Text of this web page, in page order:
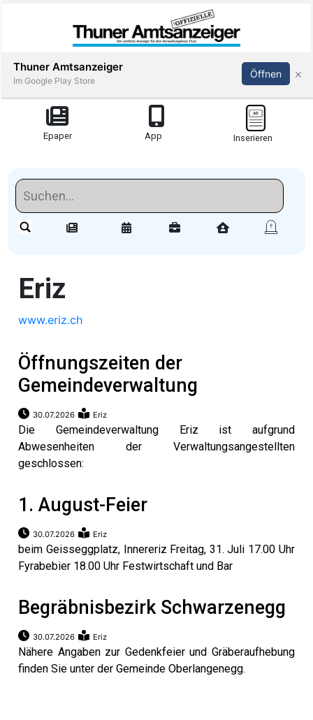
Epaper App Inserieren
Redaktionell
Redaktionelle-
Reportagen
Publi-
Eriz
www.eriz.ch
Öffnungszeiten der
Gemeindeverwaltung
30.07.2026 Eriz
Die Gemeindeverwaltung Eriz ist aufgrund
Abwesenheiten der Verwaltungsangestellten
geschlossen:
1. August-Feier
30.07.2026 Eriz
beim Geisseggplatz, Innereriz Freitag, 31. Juli 17.00 Uhr
Fyrabebier 18.00 Uhr Festwirtschaft und Bar
Begräbnisbezirk Schwarzenegg
30.07.2026 Eriz
Nähere Angaben zur Gedenkfeier und Gräberaufhebung
finden Sie unter der Gemeinde Oberlangenegg.
Thuner Amtsanzeiger
Im Google Play Store
Öffnen ×